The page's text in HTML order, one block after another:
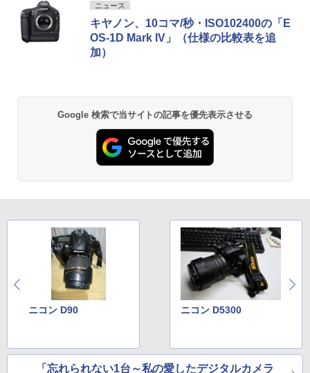
ニュース
キヤノン、10コマ/秒・ISO102400の「E
OS-1D Mark IV」（仕様の比較表を追
加）
Google 検索で当サイトの記事を優先表示させる
ニコン D90 ニコン D5300
「忘れられない1台～私の愛したデジタルカメラ